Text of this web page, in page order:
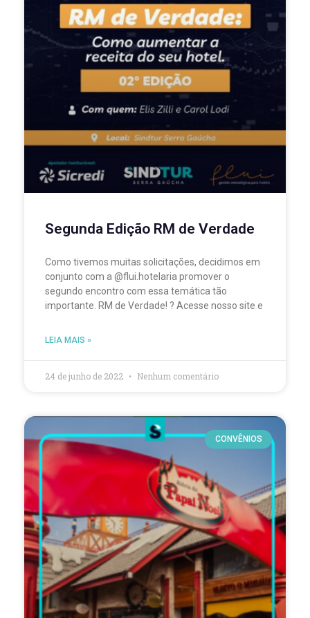
Segunda Edição RM de Verdade
Como tivemos muitas solicitações, decidimos em
conjunto com a @flui.hotelaria promover o
segundo encontro com essa temática tão
importante. RM de Verdade! ? Acesse nosso site e
LEIA MAIS »
24 de junho de 2022 Nenhum comentário
CONVÊNIOS